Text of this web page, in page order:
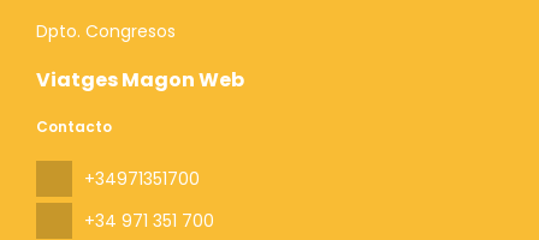
Viatges Magon Web
Contacto
+34971351700
+34 971 351 700
Dpto. Congresos